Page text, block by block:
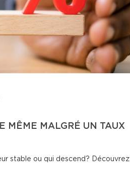
MÊME MALGRÉ UN TAUX
stable ou qui descend? Découvrez